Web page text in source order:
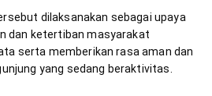
dilaksanakan sebagai upaya
dan ketertiban masyarakat
serta memberikan rasa aman dan